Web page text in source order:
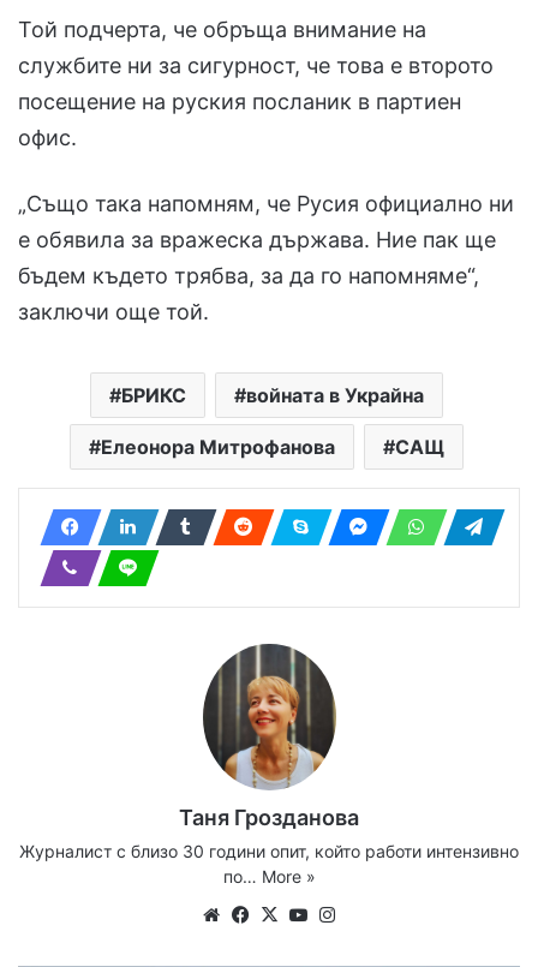
Той подчерта, че обръща внимание на
службите ни за сигурност, че това е второто
посещение на руския посланик в партиен
офис.
„Също така напомням, че Русия официално ни
е обявила за вражеска държава. Ние пак ще
бъдем където трябва, за да го напомняме“,
заключи още той.
БРИКС войната в Украйна
Елеонора Митрофанова САЩ
Таня Грозданова
Журналист с близо 30 години опит, който работи интензивно
по… More »
WebsiteFacebook
X YouTube